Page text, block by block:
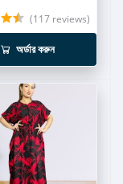
(117 reviews)
অর্ডার করুন